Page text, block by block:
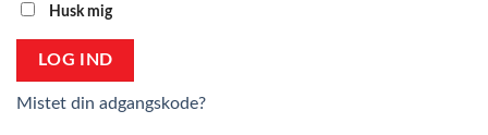
Husk mig
LOG IND
Mistet din adgangskode?